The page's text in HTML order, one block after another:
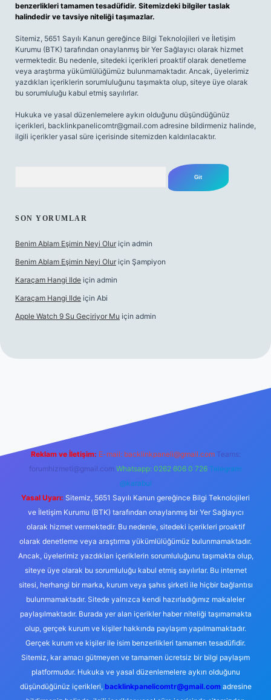
benzerlikleri tamamen tesadüfidir. Sitemizdeki bilgiler taslak
halindedir ve tavsiye niteliği taşımazlar.
Sitemiz, 5651 Sayılı Kanun gereğince Bilgi Teknolojileri ve İletişim
Kurumu (BTK) tarafından onaylanmış bir Yer Sağlayıcı olarak hizmet
vermektedir. Bu nedenle, sitedeki içerikleri proaktif olarak denetleme
veya araştırma yükümlülüğümüz bulunmamaktadır. Ancak, üyelerimiz
yazdıkları içeriklerin sorumluluğunu taşımakta olup, siteye üye olarak
bu sorumluluğu kabul etmiş sayılırlar.
Hukuka ve yasal düzenlemelere aykırı olduğunu düşündüğünüz
içerikleri, backlinkpanelicomtr@gmail.com adresine bildirmeniz halinde,
ilgili içerikler yasal süre içerisinde sitemizden kaldırılacaktır.
SON YORUMLAR
Benim Ablam Eşimin Neyi Olur için admin
Benim Ablam Eşimin Neyi Olur için Şampiyon
Karaçam Hangi Ilde için admin
Karaçam Hangi Ilde için Abi
Apple Watch 9 Su Geçiriyor Mu için admin
Reklam ve İletişim: E-mail: backlinkpaneli@gmail.com Teams:
forumhizmeti@gmail.com Whatsapp: 0262 606 0 726 Telegram:
@karabul
Yasal Uyarı: Sitemiz, 5651 Sayılı Kanun gereğince Bilgi Teknolojileri
ve İletişim Kurumu (BTK) tarafından onaylanmış bir Yer Sağlayıcı
olarak hizmet vermektedir. Bu nedenle, sitedeki içerikleri proaktif
olarak denetleme veya araştırma yükümlülüğümüz bulunmamaktadır.
Ancak, üyelerimiz yazdıkları içeriklerin sorumluluğunu taşımakta olup,
siteye üye olarak bu sorumluluğu kabul etmiş sayılırlar. Bu internet
sitesi, herhangi bir marka, kurum veya şahıs şirketi ile hiçbir bağlantısı
bulunmamaktadır. Sitede yalnızca kendi hazırladığımız makaleler
paylaşılmaktadır. Burada yer alan içerikler haber niteliği taşımamakta
olup, gerçek kurum ve kişiler hakkında paylaşım yapılmamaktadır.
Gerçek kurum ve kişiler ile isim benzerlikleri tamamen tesadüfidir.
Sitemiz, kar amacı gütmeyen ve tamamen ücretsiz bir bilgi paylaşım
platformudur. Hukuka ve yasal düzenlemelere aykırı olduğunu
düşündüğünüz içerikleri, backlinkpanelicomtr@gmail.comadresine